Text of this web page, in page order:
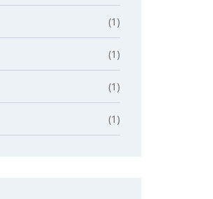
(1)
(1)
(1)
(1)